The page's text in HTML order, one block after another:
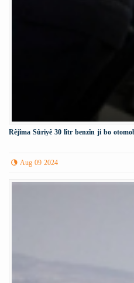
Rêjîma Sûriyê 30 lîtr benzîn ji bo
Aug 09 2024